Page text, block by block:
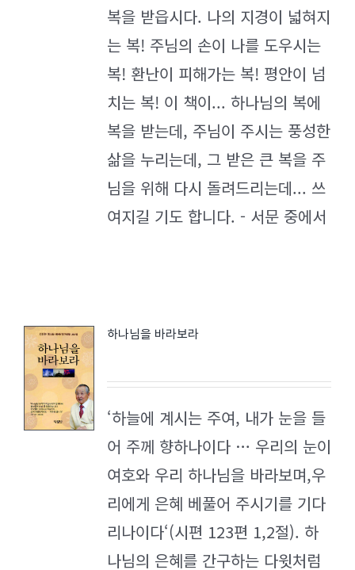
복을 받읍시다. 나의 지경이 넓혀지
는 복! 주님의 손이 나를 도우시는
복! 환난이 피해가는 복! 평안이 넘
치는 복! 이 책이... 하나님의 복에
복을 받는데, 주님이 주시는 풍성한
삶을 누리는데, 그 받은 큰 복을 주
님을 위해 다시 돌려드리는데... 쓰
여지길 기도 합니다. - 서문 중에서
하나님을 바라보라
‘하늘에 계시는 주여, 내가 눈을 들
어 주께 향하나이다 … 우리의 눈이
여호와 우리 하나님을 바라보며,우
리에게 은혜 베풀어 주시기를 기다
리나이다‘(시편 123편 1,2절). 하
나님의 은혜를 간구하는 다윗처럼